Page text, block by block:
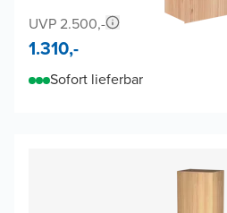
UVP 2.500,-
1.310,-
Sofort lieferbar